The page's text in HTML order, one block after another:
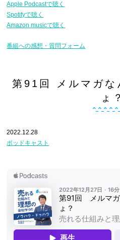
Apple Podcastで聴く
Spotifyで聴く
Amazon musicで聴く
番組への感想・質問フォーム
第91回 メルマガな
ょ？
2022.12.28
ポッドキャスト